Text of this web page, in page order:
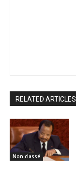
RELATED ARTICLES
Non classé